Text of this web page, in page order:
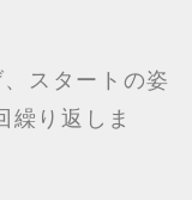
スタートの姿
繰り返しま